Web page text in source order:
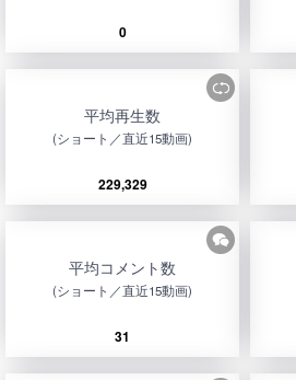
0
平均再生数
(ショート／直近15動画)
229,329
平均コメント数
(ショート／直近15動画)
31